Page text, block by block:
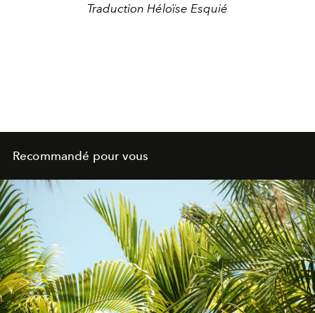
Traduction Héloïse Esquié
Recommandé pour vous